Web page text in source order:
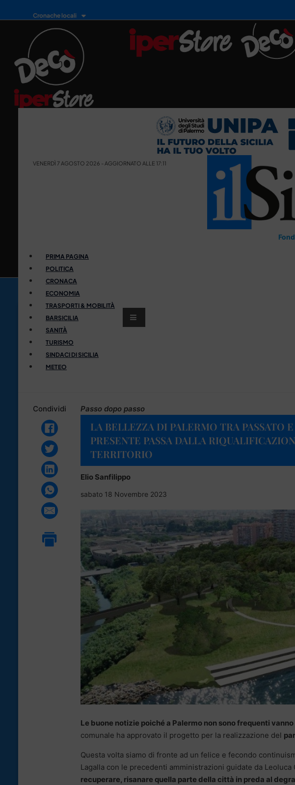
Cronache locali
VENERDÌ 7 AGOSTO 2026 - AGGIORNATO ALLE 17:11
PRIMA PAGINA
POLITICA
CRONACA
ECONOMIA
TRASPORTI & MOBILITÀ
BARSICILIA
SANITÀ
TURISMO
SINDACI DI SICILIA
METEO
Condividi Passo dopo passo
LA BELLEZZA DI PALERMO TRA PASSATO E
PRESENTE PASSA DALLA
TERRITORIO
Elio Sanfilippo
sabato 18 Novembre 2023
Le buone notizie poiché a Palermo non sono frequenti
comunale ha approvato il progetto per la realizzazione del
Questa volta siamo di fronte ad un felice e fecondo
Lagalla con le precedenti amministrazioni guidate da Leoluca
recuperare, risanare quella parte della città in preda al